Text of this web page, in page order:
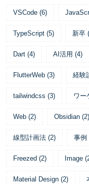
VSCode (6)
TypeScript (5) 新卒 (
Dart (4) AI活用 (4)
FlutterWeb (3) 経験
tailwindcss (3) ワー
Web (2) Obsidian (2)
線型計画法 (2) 事例
Freezed (2) Image (
Material Design (2)